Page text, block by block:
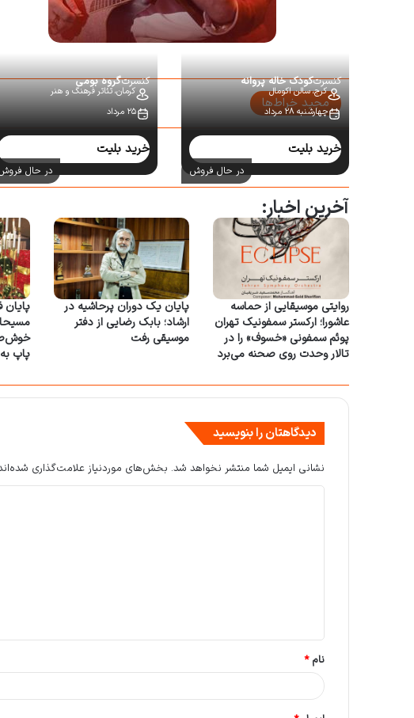
مجید خراط‌ها
سایر کنسرت‌ها:
کنسرتکودک خاله پروانه
کرج،سالن اکومال
چهارشنبه ۲۸ مرداد
خرید بلیت
در حال فروش
کنسرتگروه بومی
کرمان،تئاتر فرهنگ و هنر
۲۵ مرداد
خرید بلیت
در حال
آخرین اخبار:
روایتی موسیقایی از حماسه
عاشورا؛ ارکستر سمفونیک تهران
پوئم سمفونی «خسوف» را در
تالار وحدت روی صحنه می‌برد
پایان یک دوران پرحاشیه در
ارشاد؛ بابک رضایی از دفتر
موسیقی رفت
مسیحا
پاپ
دیدگاهتان را بنویسید
نشانی ایمیل شما منتشر نخواهد شد. بخش‌های موردنیاز علامت‌گذاری
*
نام*